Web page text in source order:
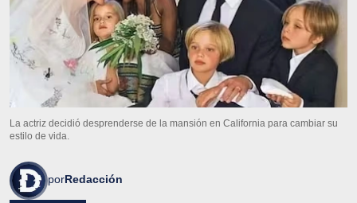
La actriz decidió desprenderse de la mansión en California para cambiar su
estilo de vida.
porRedacción